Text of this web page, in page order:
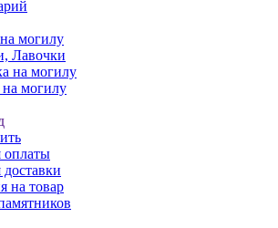
могилу
Лавочки
на могилу
могилу
оплаты
на товар